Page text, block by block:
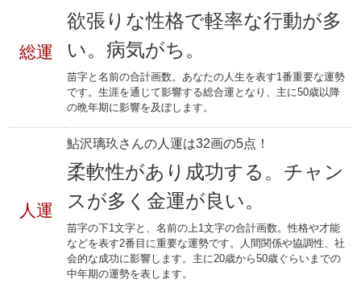
総運
欲張りな性格で軽率な行動が多
い。病気がち。
苗字と名前の合計画数。あなたの人生を表す1番重要な運勢
です。生涯を通じて影響する総合運となり、主に50歳以降
の晩年期に影響を及ぼします。
人運
鮎沢璃玖さんの人運は32画の5点！
柔軟性があり成功する。チャン
スが多く金運が良い。
苗字の下1文字と、名前の上1文字の合計画数。性格や才能
などを表す2番目に重要な運勢です。人間関係や協調性、社
会的な成功に影響します。主に20歳から50歳ぐらいまでの
中年期の運勢を表します。